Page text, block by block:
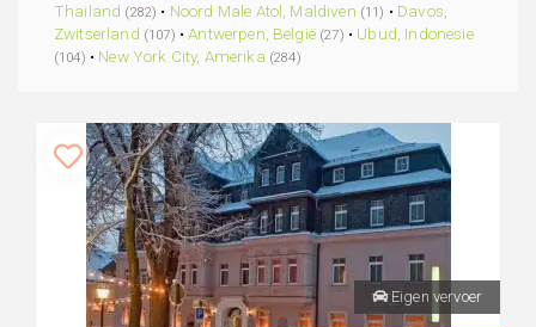
Thailand (282) • Noord Male Atol, Maldiven (11) • Davos,
Zwitserland (107) •Antwerpen, België (27) • Ubud, Indonesie
(104) • New York City, Amerika (284)
Eigen vervoer